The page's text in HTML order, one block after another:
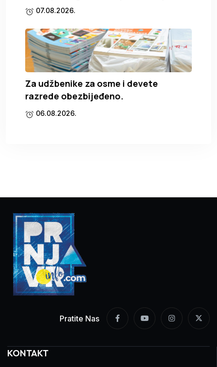
07.08.2026.
Za udžbenike za osme i devete
razrede obezbijeđeno.
06.08.2026.
Pratite Nas
KONTAKT